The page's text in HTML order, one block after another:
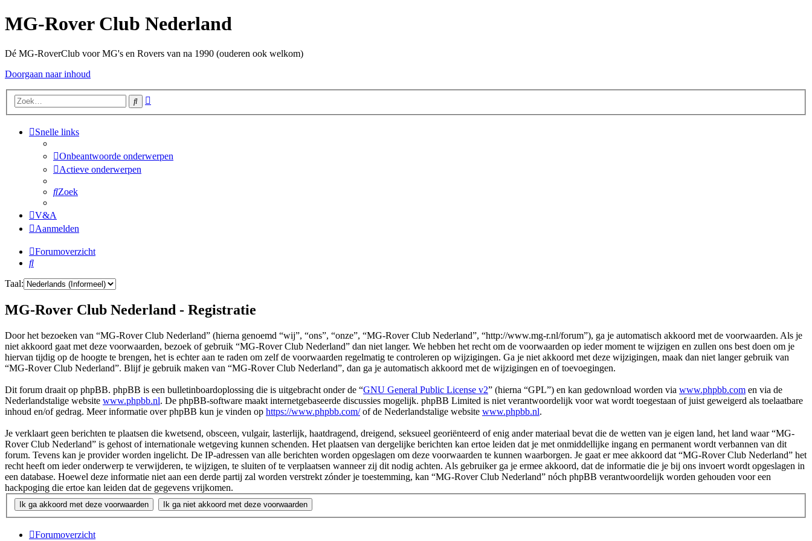
MG-Rover Club Nederland
Dé MG-RoverClub voor MG's en Rovers van na 1990 (ouderen ook welkom)
Doorgaan naar inhoud
Zoek
Snelle links
Onbeantwoorde onderwerpen
Actieve onderwerpen
Zoek
V&A
Aanmelden
Forumoverzicht
Zoek
Taal:
MG-Rover Club Nederland - Registratie
Door het bezoeken van “MG-Rover Club Nederland” (hierna genoemd “wij”, “ons”, “onze”, “MG-Rover Club Nederland”, “http://www.mg-r.nl/forum”), ga je automatisch akkoord met de voorwaarden. Als je
niet akkoord gaat met deze voorwaarden, bezoek of gebruik “MG-Rover Club Nederland” dan niet langer. We hebben het recht om de voorwaarden op ieder moment te wijzigen en zullen ons best doen om je
hiervan tijdig op de hoogte te brengen, het is echter aan te raden om zelf de voorwaarden regelmatig te controleren op wijzigingen. Ga je niet akkoord met deze wijzigingen, maak dan niet langer gebruik van
“MG-Rover Club Nederland”. Blijf je gebruik maken van “MG-Rover Club Nederland”, dan ga je automatisch akkoord met de wijzigingen en of toevoegingen.
Dit forum draait op phpBB. phpBB is een bulletinboardoplossing die is uitgebracht onder de “GNU General Public License v2” (hierna “GPL”) en kan gedownload worden via www.phpbb.com en via de
Nederlandstalige website www.phpbb.nl. De phpBB-software maakt internetgebaseerde discussies mogelijk. phpBB Limited is niet verantwoordelijk voor wat wordt toegestaan of juist geweigerd als toelaatbare
inhoud en/of gedrag. Meer informatie over phpBB kun je vinden op https://www.phpbb.com/of de Nederlandstalige website www.phpbb.nl.
Je verklaart geen berichten te plaatsen die kwetsend, obsceen, vulgair, lasterlijk, haatdragend, dreigend, seksueel georiënteerd of enig ander materiaal bevat die de wetten van je eigen land, het land waar “MG-
Rover Club Nederland” is gehost of internationale wetgeving kunnen schenden. Het plaatsen van dergelijke berichten kan ertoe leiden dat je met onmiddellijke ingang en permanent wordt verbannen van dit
forum. Tevens kan je provider worden ingelicht. De IP-adressen van alle berichten worden opgeslagen om deze voorwaarden te kunnen waarborgen. Je gaat er mee akkoord dat “MG-Rover Club Nederland” het
recht heeft om ieder onderwerp te verwijderen, te wijzigen, te sluiten of te verplaatsen wanneer zij dit nodig achten. Als gebruiker ga je ermee akkoord, dat de informatie die je bij ons invoert wordt opgeslagen in
een database. Hoewel deze informatie niet aan een derde partij zal worden verstrekt zónder je toestemming, kan “MG-Rover Club Nederland” nóch phpBB verantwoordelijk worden gehouden voor een
hackpoging die ertoe kan leiden dat de gegevens vrijkomen.
Forumoverzicht